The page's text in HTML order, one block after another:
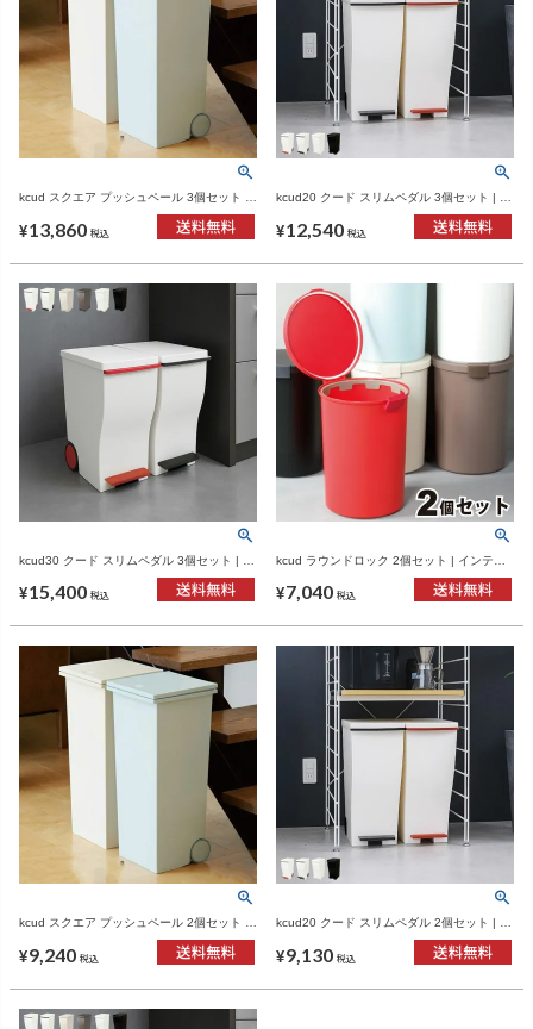
kcud スクエア プッシュペール 3個セット |
¥13,860 税込
kcud20 クード スリムペダル 3個セット | イ
¥12,540 税込
kcud30 クード スリムペダル 3個セット | イ
¥15,400 税込
kcud ラウンドロック 2個セット | インテリ
¥7,040 税込
kcud スクエア プッシュペール 2個セット |
¥9,240 税込
kcud20 クード スリムペダル 2個セット | イ
¥9,130 税込